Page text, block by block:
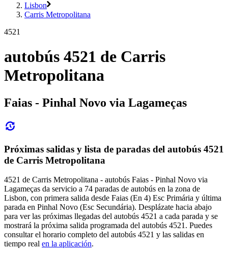
Lisbon
Carris Metropolitana
4521
autobús 4521 de Carris
Metropolitana
Faias - Pinhal Novo via Lagameças
Próximas salidas y lista de paradas del autobús 4521
de Carris Metropolitana
4521 de Carris Metropolitana - autobús Faias - Pinhal Novo via
Lagameças da servicio a 74 paradas de autobús en la zona de
Lisbon, con primera salida desde Faias (En 4) Esc Primária y última
parada en Pinhal Novo (Esc Secundária). Desplázate hacia abajo
para ver las próximas llegadas del autobús 4521 a cada parada y se
mostrará la próxima salida programada del autobús 4521. Puedes
consultar el horario completo del autobús 4521 y las salidas en
tiempo real en la aplicación.